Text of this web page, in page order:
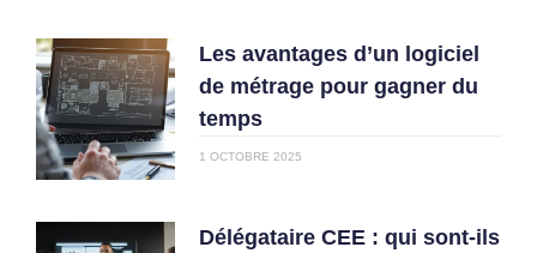
Les avantages d’un logiciel
de métrage pour gagner du
temps
1 OCTOBRE 2025
Délégataire CEE : qui sont-ils